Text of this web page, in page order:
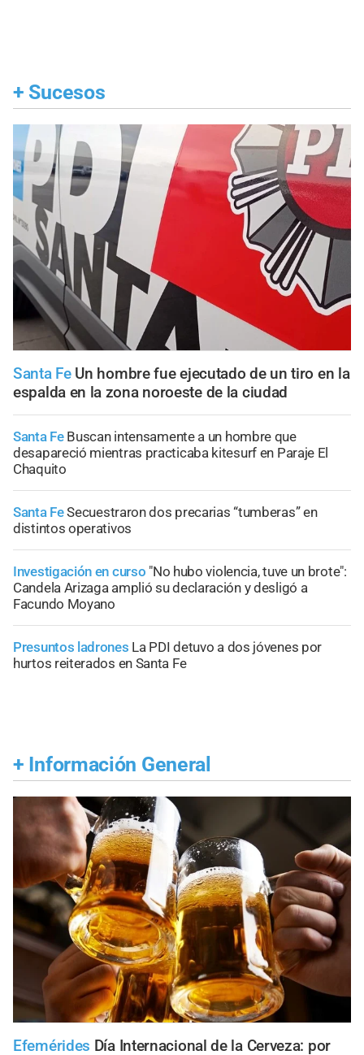
+ Sucesos
Santa Fe Un hombre fue ejecutado de un tiro en la
espalda en la zona noroeste de la ciudad
Santa Fe Buscan intensamente a un hombre que
desapareció mientras practicaba kitesurf en Paraje El
Chaquito
Santa FeSecuestraron dos precarias “tumberas” en
distintos operativos
Investigación en curso "No hubo violencia, tuve un brote":
Candela Arizaga amplió su declaración y desligó a
Facundo Moyano
Presuntos ladrones La PDI detuvo a dos jóvenes por
hurtos reiterados en Santa Fe
+ Información General
Efemérides Día Internacional de la Cerveza: por